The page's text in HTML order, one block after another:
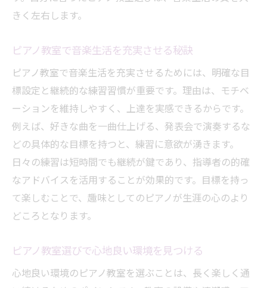
きく左右します。
ピアノ教室で音楽生活を充実させる秘訣
ピアノ教室で音楽生活を充実させるためには、明確な目
標設定と継続的な練習習慣が重要です。理由は、モチベ
ーションを維持しやすく、上達を実感できるからです。
例えば、好きな曲を一曲仕上げる、発表会で演奏するな
どの具体的な目標を持つと、練習に意欲が湧きます。
日々の練習は短時間でも継続が鍵であり、指導者の的確
なアドバイスを活用することが効果的です。目標を持っ
て楽しむことで、趣味としてのピアノが生涯の心のより
どころとなります。
ピアノ教室選びで心地良い環境を見つける
心地良い環境のピアノ教室を選ぶことは、長く楽しく通